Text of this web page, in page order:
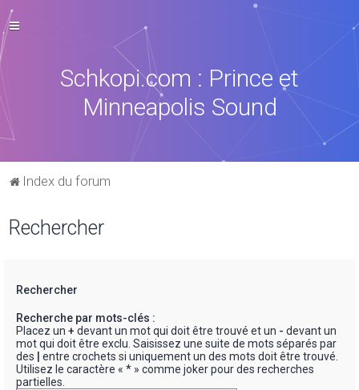
Schkopi.com : Prince et
Minneapolis Sound
Index du forum
Rechercher
Rechercher
Recherche par mots-clés :
Placez un + devant un mot qui doit être trouvé et un - devant un
mot qui doit être exclu. Saisissez une suite de mots séparés par
des
entre crochets si uniquement un des mots doit être trouvé.
Utilisez le caractère « * » comme joker pour des recherches
partielles.